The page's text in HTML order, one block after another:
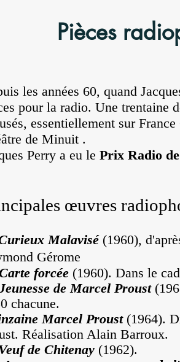
Pièces
les années 60, quand
pour la radio. Une trentaine
essentiellement sur
de Minuit .
Perry a eu le Prix Radio
œuvres
Malavisé (1960),
Gérome
forcée (1960). Dans le
de Marcel Proust
chacune.
Marcel Proust(1964).
Réalisation Alain Barroux.
de Chitenay (1962).